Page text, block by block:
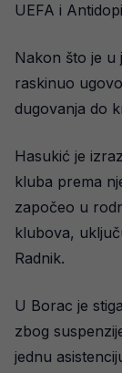
UEFA i
Nakon što je u
raskinuo
dugovanja do
Hasukić je
kluba prema
započeo u
klubova,
Radnik.
U Borac je
zbog
jednu